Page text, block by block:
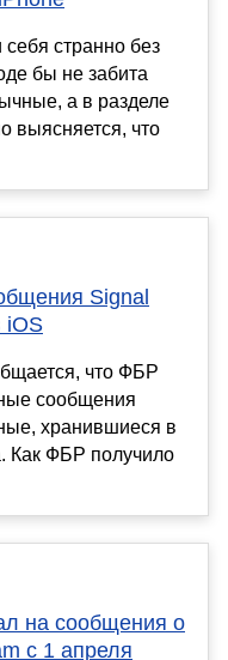
себя странно без
бы не забита
а в разделе
выясняется, что
Signal
iOS
что ФБР
сообщения
хранившиеся в
Как ФБР получило
на сообщения о
с 1 апреля